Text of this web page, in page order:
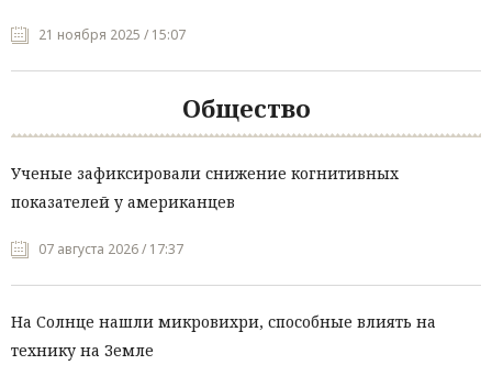
21 ноября 2025 / 15:07
Общество
Ученые зафиксировали снижение когнитивных
показателей у американцев
07 августа 2026 / 17:37
На Солнце нашли микровихри, способные влиять на
технику на Земле